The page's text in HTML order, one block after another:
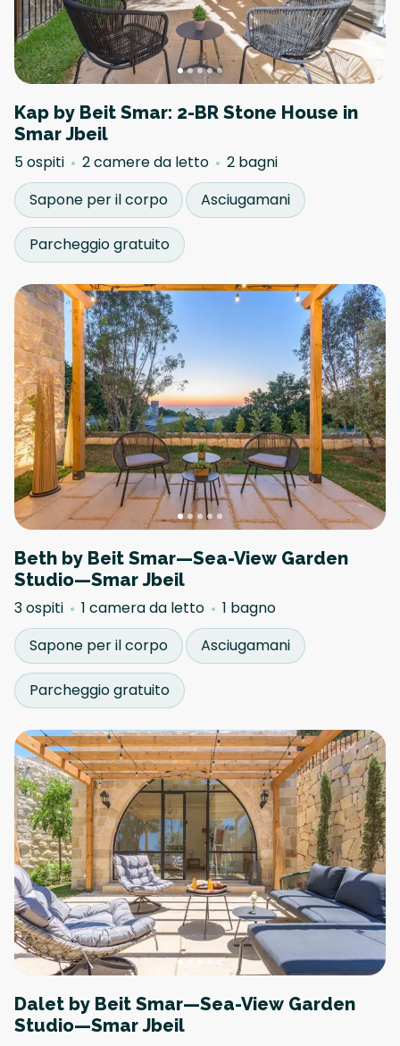
Kap by Beit Smar: 2-BR Stone House in
Smar Jbeil
5 ospiti 2 camere da letto
2 bagni
Sapone per il corpo
Asciugamani
Parcheggio gratuito
Beth by Beit Smar—Sea-View Garden
Studio—Smar Jbeil
3 ospiti 1 camera da letto
1 bagno
Sapone per il corpo
Asciugamani
Parcheggio gratuito
Dalet by Beit Smar—Sea-View Garden
Studio—Smar Jbeil